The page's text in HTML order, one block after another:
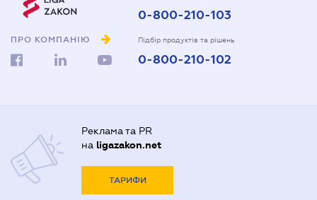
ПРО КОМПАНІЮ
0-800-210-103
Підбір продуктів та рішень
0-800-210-102
Реклама та PR
на ligazakon.net
ТАРИФИ